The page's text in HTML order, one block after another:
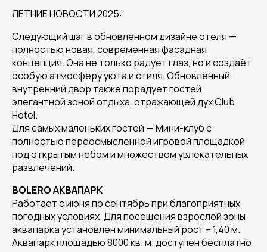
ЛЕТНИЕ НОВОСТИ 2025:
Следующий шаг в обновлённом дизайне отеля —
полностью новая, современная фасадная
концепция. Она не только радует глаз, но и создаёт
особую атмосферу уюта и стиля. Обновлённый
внутренний двор также порадует гостей
элегантной зоной отдыха, отражающей дух Club
Hotel.
Для самых маленьких гостей — Мини-клуб с
полностью переосмысленной игровой площадкой
под открытым небом и множеством увлекательных
развлечений.
BOLERO АКВАПАРК
Работает с июня по сентябрь при благоприятных
погодных условиях. Для посещения взрослой зоны
аквапарка установлен минимальный рост – 1,40 м.
Аквапарк площадью 8000 кв. м. доступен бесплатно